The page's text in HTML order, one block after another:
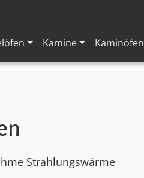
Kamine Kaminöfen
Strah­lungs­wärme